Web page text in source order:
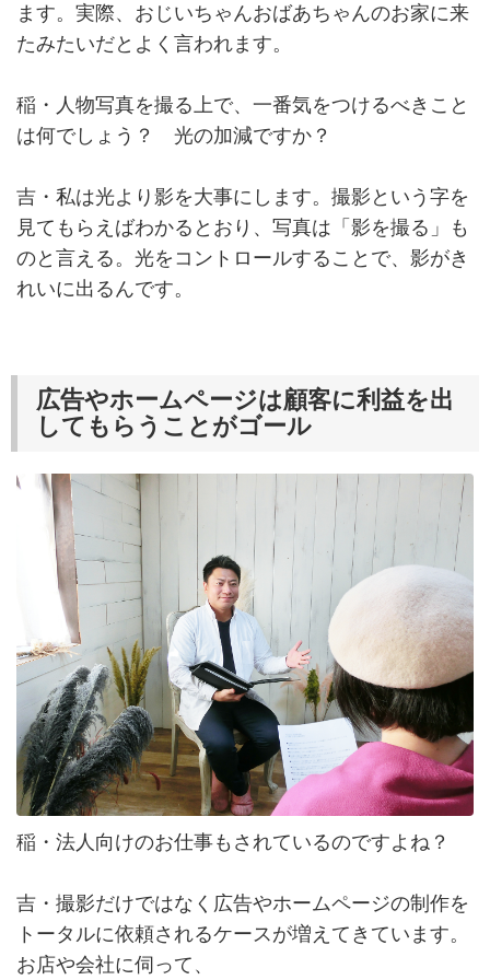
ます。実際、おじいちゃんおばあちゃんのお家に来
たみたいだとよく言われます。
稲・人物写真を撮る上で、一番気をつけるべきこと
は何でしょう？ 光の加減ですか？
吉・私は光より影を大事にします。撮影という字を
見てもらえばわかるとおり、写真は「影を撮る」も
のと言える。光をコントロールすることで、影がき
れいに出るんです。
広告やホームページは顧客に利益を出
してもらうことがゴール
稲・法人向けのお仕事もされているのですよね？
吉・撮影だけではなく広告やホームページの制作を
トータルに依頼されるケースが増えてきています。
お店や会社に伺って、